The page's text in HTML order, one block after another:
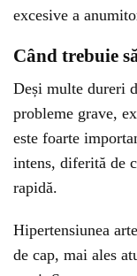
excesive a
Când trebuie
Deși multe dureri
probleme grave,
este foarte
intens, diferită de
rapidă.
Hipertensiunea
de cap, mai ales